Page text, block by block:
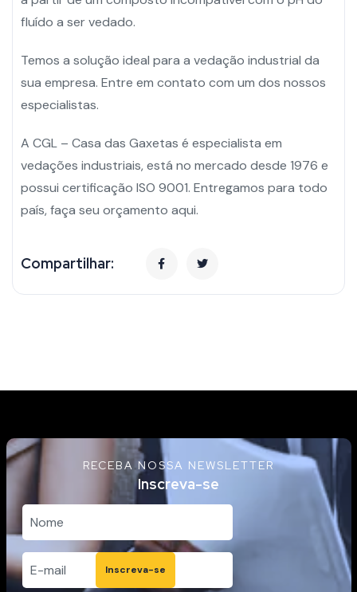
fluído a ser vedado.
Temos a solução ideal para a vedação industrial da
sua empresa. Entre em contato com um dos nossos
especialistas.
A CGL – Casa das Gaxetas é especialista em
vedações industriais, está no mercado desde 1976 e
possui certificação ISO 9001. Entregamos para todo
país, faça seu orçamento aqui.
Compartilhar:
RECEBA NOSSA NEWSLETTER
Inscreva-se
Inscreva-se